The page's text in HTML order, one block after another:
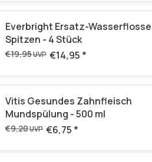
Everbright Ersatz-
Spitzen - 4 Stück
€19,95UVP €14,95 *
Vitis Gesundes Zahnfleisch
Mundspülung - 500 ml
€9,20UVP €6,75 *